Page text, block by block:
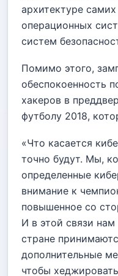
архитектуре
операционных
систем
Помимо этого,
обеспокоенность
хакеров в
футболу 2018,
«Что касается
точно будут. Мы,
определенные
внимание к
повышенное со
И в этой связи
стране
дополнительные
чтобы